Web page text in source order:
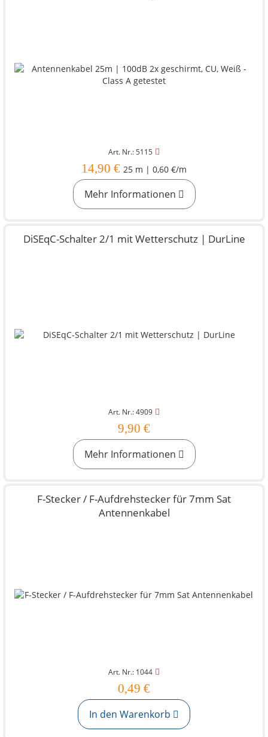
Art. Nr.: 5115
14,90 € 25 m | 0,60 €/m
Mehr Informationen
DiSEqC-Schalter 2/1 mit Wetterschutz | DurLine
Art. Nr.: 4909
9,90 €
Mehr Informationen
F-Stecker / F-Aufdrehstecker für 7mm Sat
Antennenkabel
Art. Nr.: 1044
0,49 €
In den Warenkorb